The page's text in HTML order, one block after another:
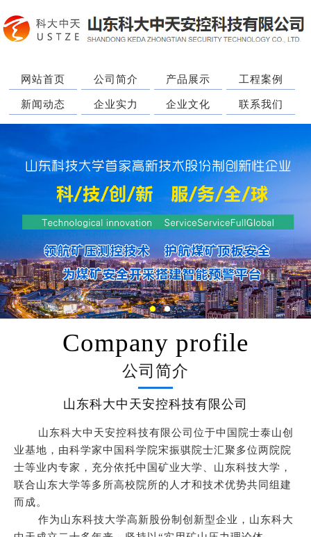
网站首页 公司简介 产品展示 工程案例
新闻动态 企业实力 企业文化 联系我们
Company profile
公司简介
山东科大中天安控科技有限公司
山东科大中天安控科技有限公司位于中国院士泰山创
业基地，由科学家中国科学院宋振骐院士汇聚多位两院院
士等业内专家，充分依托中国矿业大学、山东科技大学，
联合山东大学等多所高校院所的人才和技术优势共同组建
而成。
作为山东科技大学高新股份制创新型企业，山东科大